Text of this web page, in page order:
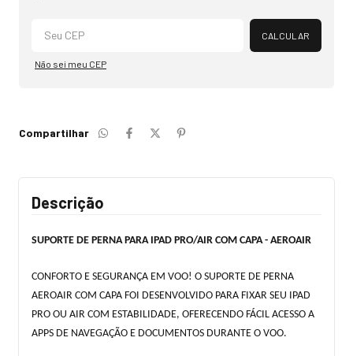
Alterar CEP
CALCULAR
Não sei meu CEP
Compartilhar
Descrição
SUPORTE DE PERNA PARA IPAD PRO/AIR COM CAPA - AEROAIR
CONFORTO E SEGURANÇA EM VOO! O SUPORTE DE PERNA
AEROAIR COM CAPA FOI DESENVOLVIDO PARA FIXAR SEU IPAD
PRO OU AIR COM ESTABILIDADE, OFERECENDO FÁCIL ACESSO A
APPS DE NAVEGAÇÃO E DOCUMENTOS DURANTE O VOO.